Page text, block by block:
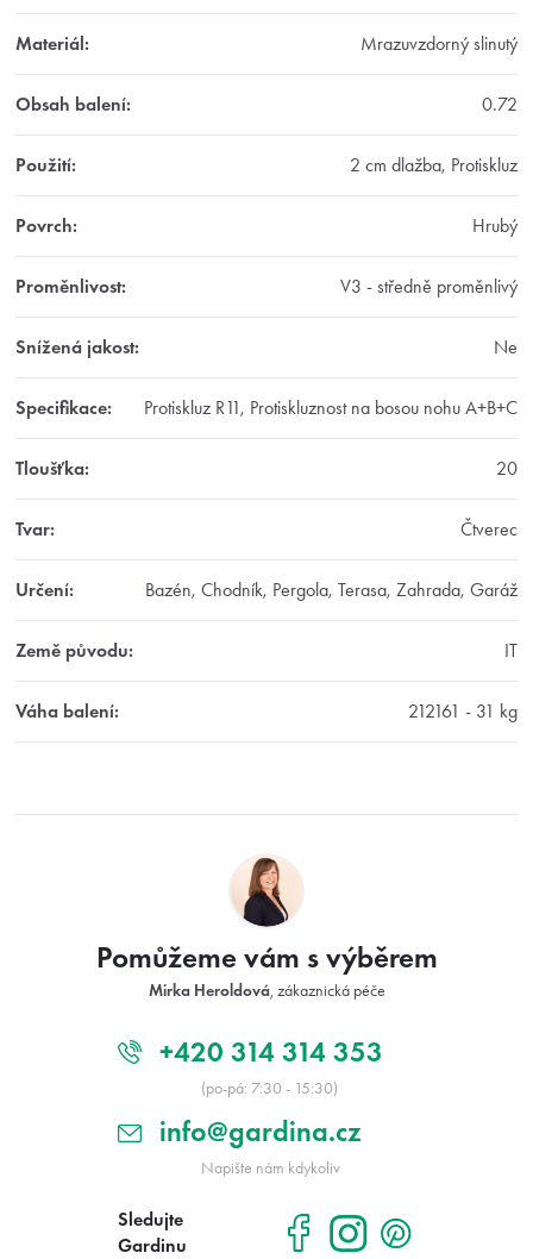
Materiál: Mrazuvzdorný slinutý
Obsah balení: 0.72
Použití: 2 cm dlažba, Protiskluz
Povrch: Hrubý
Proměnlivost: V3 - středně proměnlivý
Snížená jakost: Ne
Specifikace: Protiskluz R11, Protiskluznost na bosou nohu A+B+C
Tloušťka: 20
Tvar: Čtverec
Určení: Bazén, Chodník, Pergola, Terasa, Zahrada, Garáž
Země původu: IT
Váha balení: 212161 - 31 kg
Pomůžeme vám s výběrem
Mirka Heroldová, zákaznická péče
+420 314 314 353
(po-pá: 7:30 - 15:30)
info@gardina.cz
Napište nám kdykoliv
Sledujte
Gardinu